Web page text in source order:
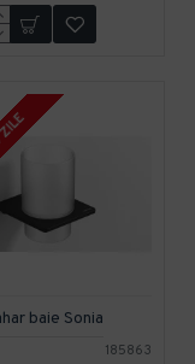
185863
baie Sonia